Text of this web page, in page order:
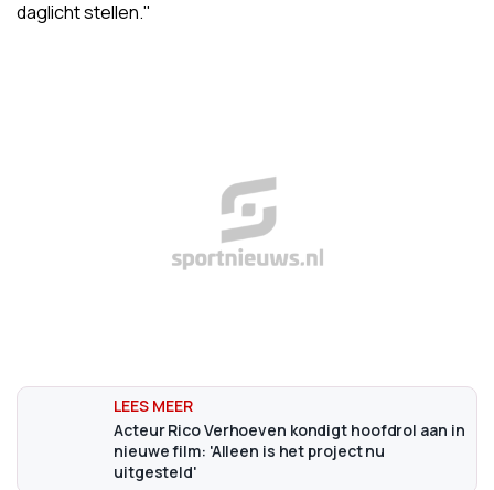
daglicht stellen."
Acteur Rico Verhoeven kondigt hoofdrol aan in
nieuwe film: 'Alleen is het project nu
uitgesteld'